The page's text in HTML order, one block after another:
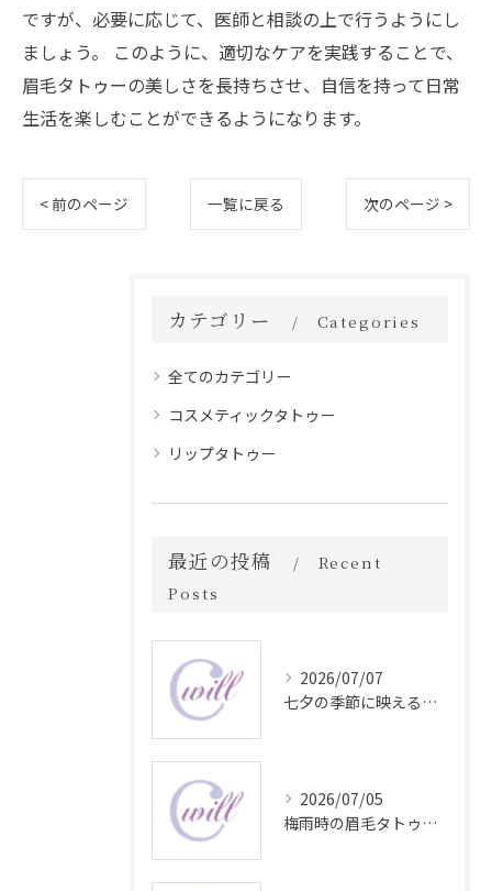
ですが、必要に応じて、医師と相談の上で行うようにし
ましょう。 このように、適切なケアを実践することで、
眉毛タトゥーの美しさを長持ちさせ、自信を持って日常
生活を楽しむことができるようになります。
< 前のページ 一覧に戻る 次のページ >
カテゴリー Categories
全てのカテゴリー
コスメティックタトゥー
リップタトゥー
最近の投稿
Recent
Posts
2026/07/07
七夕の季節に映える眉毛タトゥー技術
2026/07/05
梅雨時の眉毛タトゥー美容法